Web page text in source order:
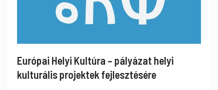
Európai Helyi Kultúra – pályázat helyi
kulturális projektek fejlesztésére